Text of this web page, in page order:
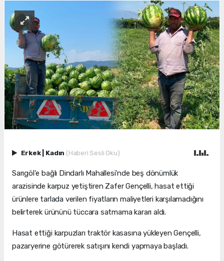
Erkek Kadın (Haberi Sesli Oku)
Sarıgöl'e bağlı Dindarlı Mahallesi'nde beş dönümlük
arazisinde karpuz yetiştiren Zafer Gençelli, hasat ettiği
ürünlere tarlada verilen fiyatların maliyetleri karşılamadığını
belirterek ürününü tüccara satmama kararı aldı.
Hasat ettiği karpuzları traktör kasasına yükleyen Gençelli,
pazaryerine götürerek satışını kendi yapmaya başladı.